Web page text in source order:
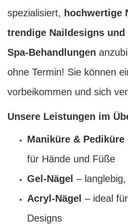
spezialisiert, hochwertige
trendige Naildesigns und
Spa-Behandlungen
ohne Termin! Sie können
vorbeikommen und sich
Unsere Leistungen im
Maniküre & Pediküre
für Hände und Füße
Gel-Nägel –
Acryl-Nägel – ideal
Designs